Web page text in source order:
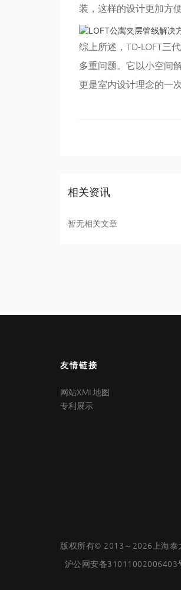
装，这样的设计更加方便
综上所述，TD-LOFT三
多重问题。它以小空间
更是室内设计理念的一
相关资讯
暂无相关文章
友情链接
网站XML地图
专利展示
版权所有© 2013～2026上海泰
沪公网安备31011002006403